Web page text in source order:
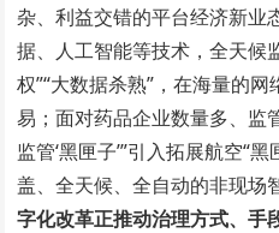
杂、利益交错的平台经济新业
据、人工智能等技术，全天候
权”“大数据杀熟”，在海量的
易；面对药品企业数量多、监
监管‘黑匣子’”引入拓展航空“
盖、全天候、全自动的非现
字化改革正推动治理方式、手